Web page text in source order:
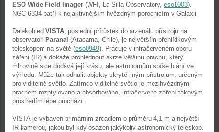
ESO Wide Field Imager (WFI, La Silla Observatory, eso1003).
NGC 6334 patří k nejaktivnějším hvězdným porodnicím v Galaxii.
Dalekohled VISTA, poslední přírůstek do arzenálu přístrojů na
observatoři Paranal (Atacama, Chile), je největším přehlídkovým
teleskopem na světě (eso0949). Pracuje v infračerveném oboru
zářeni (IR) a dokáže prohlédnout skrze většinu prachu, který
mlhovině sice dodává její krásu, ale astronomům spíše brání ve
výhledu. Může tak odhalit objekty skryté jiným přístrojům, určeným
pro viditelné světlo. Zatímco viditelné světlo je mezihvězdným
prachem rozptylováno a absorbováno, infračervené záření takovým
prostředím lépe prochází.
VISTA je vybaven primárním zrcadlem o průměru 4,1 m a největší
IR kamerou, jakou byl kdy osazen jakýkoliv astronomický teleskop.